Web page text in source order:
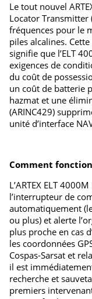
Le tout nouvel
Locator Transmitter
fréquences pour le
piles alcalines.
signifie que l’ELT
exigences de
du coût de
un coût de batterie
hazmat et une
(ARINC429)
unité d’interface
Comment
L’ARTEX ELT
l’interrupteur de
automatiquement
ou plus) et alerte
plus proche en cas
les coordonnées
Cospas-Sarsat et
il est
recherche et
premiers